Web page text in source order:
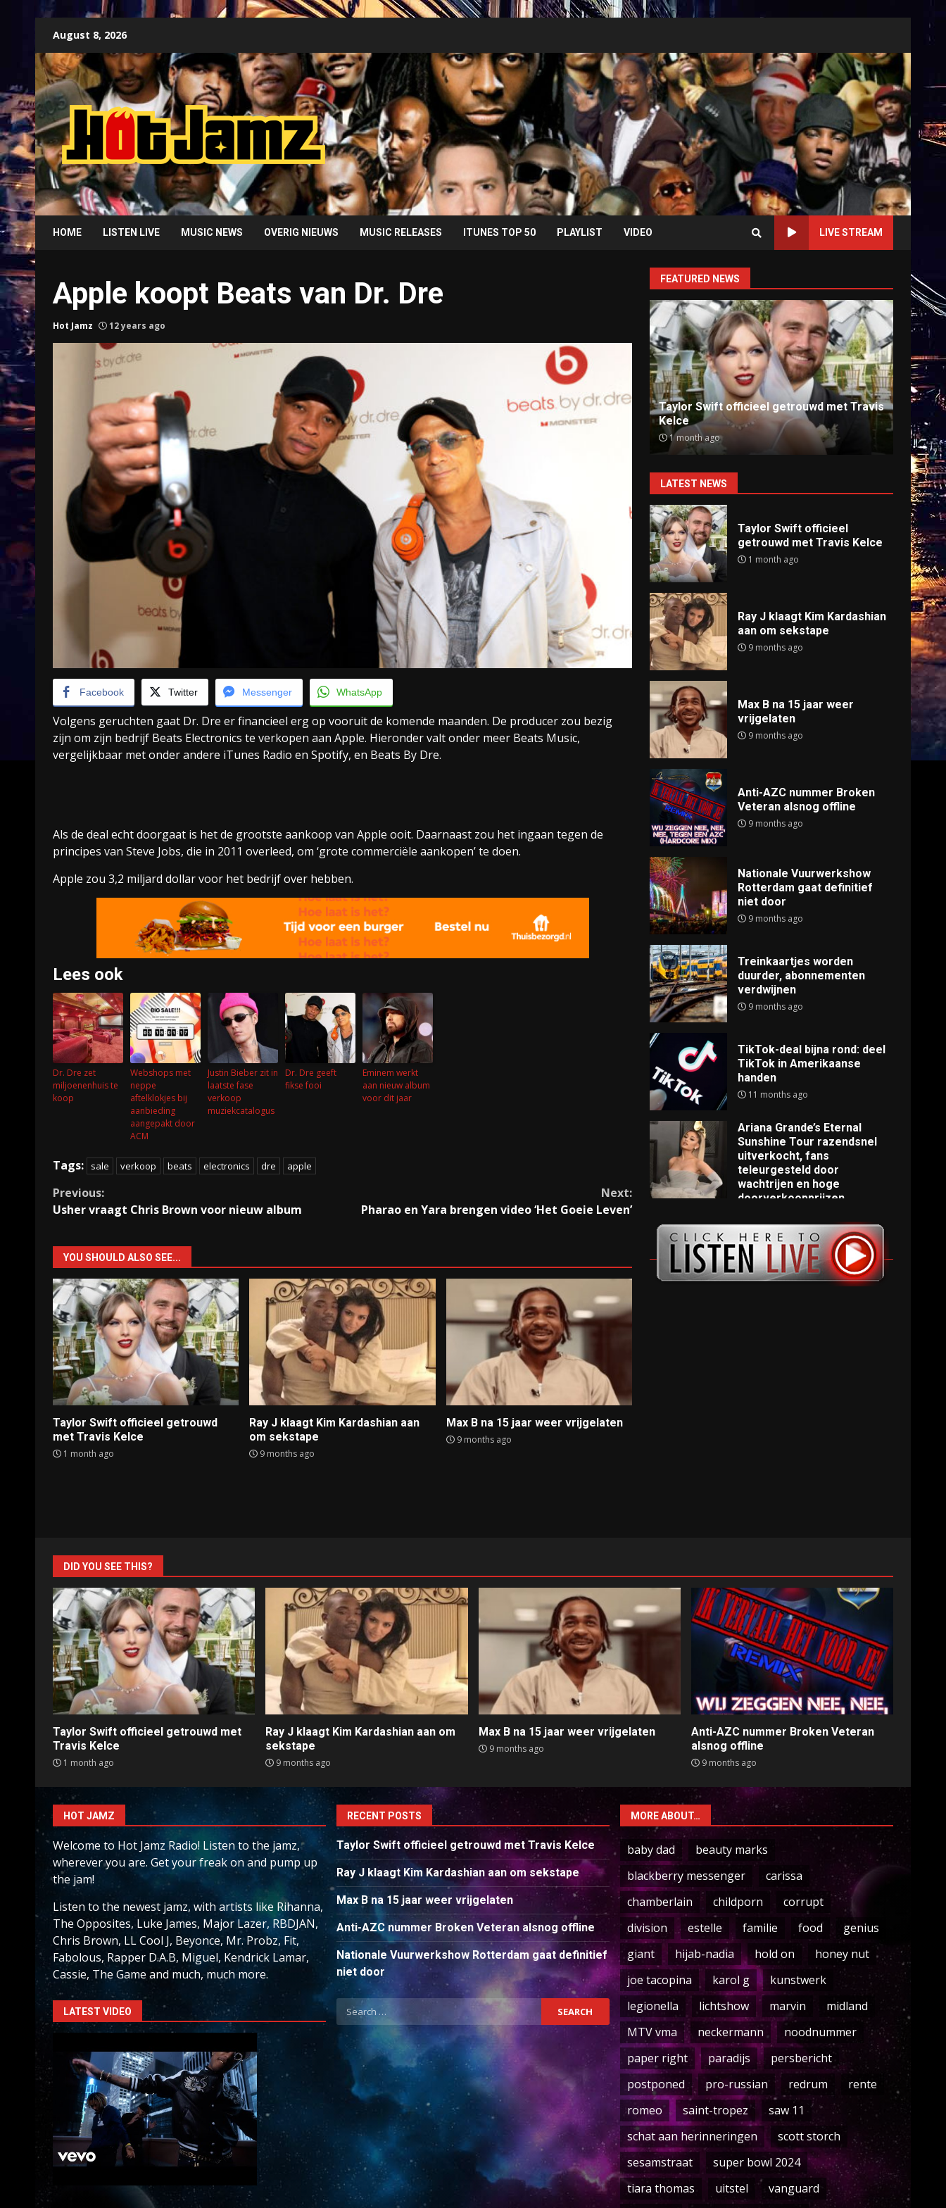
content
August 8, 2026
HOME LISTEN LIVE MUSIC NEWS OVERIG NIEUWS MUSIC RELEASES ITUNES TOP 50 PLAYLIST VIDEO LIVE STREAM
Apple koopt Beats van Dr. Dre
Hot Jamz 12 years ago
Facebook Twitter Messenger WhatsApp
Volgens geruchten gaat Dr. Dre er financieel erg op vooruit de komende maanden. De producer zou bezig
zijn om zijn bedrijf Beats Electronics te verkopen aan Apple. Hieronder valt onder meer Beats Music,
vergelijkbaar met onder andere iTunes Radio en Spotify, en Beats By Dre.
Als de deal echt doorgaat is het de grootste aankoop van Apple ooit. Daarnaast zou het ingaan tegen de
principes van Steve Jobs, die in 2011 overleed, om ‘grote commerciële aankopen’ te doen.
Apple zou 3,2 miljard dollar voor het bedrijf over hebben.
Lees ook
Dr. Dre zet
miljoenenhuis te
koop
Webshops met
neppe
aftelklokjes bij
aanbieding
aangepakt door
ACM
Justin Bieber zit in
laatste fase
verkoop
muziekcatalogus
Dr. Dre geeft
fikse fooi
Eminem werkt
aan nieuw album
voor dit jaar
Tags: sale verkoop beats electronics dre apple
Continue
Reading
Previous:
Usher vraagt Chris Brown voor nieuw album
Next:
Pharao en Yara brengen video ‘Het Goeie Leven’
YOU SHOULD ALSO SEE...
Taylor Swift officieel getrouwd
met Travis Kelce
1 month ago
Ray J klaagt Kim Kardashian aan
om sekstape
9 months ago
Max B na 15 jaar weer vrijgelaten
9 months ago
FEATURED NEWS
Treinkaartjes worden duurder,
abonnementen verdwijnen
9 months ago
Taylor Swift officieel getrouwd met Travis
Kelce
1 month ago
Ray J klaagt Kim Kardashian aan om
sekstape
9 months ago
Anti-
9
LATEST NEWS
Taylor Swift officieel
getrouwd met Travis Kelce
1 month ago
Ray J klaagt Kim Kardashian
aan om sekstape
9 months ago
Max B na 15 jaar weer
vrijgelaten
9 months ago
Anti-AZC nummer Broken
Veteran alsnog offline
9 months ago
Nationale Vuurwerkshow
Rotterdam gaat definitief
niet door
9 months ago
Treinkaartjes worden
duurder, abonnementen
verdwijnen
9 months ago
TikTok-deal bijna rond: deel
TikTok in Amerikaanse
handen
11 months ago
Ariana Grande’s Eternal
Sunshine Tour razendsnel
uitverkocht, fans
teleurgesteld door
wachtrijen en hoge
doorverkoopprijzen
DID YOU SEE THIS?
Taylor Swift officieel getrouwd met
Travis Kelce
1 month ago
Ray J klaagt Kim Kardashian aan om
sekstape
9 months ago
Max B na 15 jaar weer vrijgelaten
9 months ago
Anti-AZC nummer Broken Veteran
alsnog offline
9 months ago
HOT JAMZ
Welcome to Hot Jamz Radio! Listen to the jamz,
wherever you are. Get your freak on and pump up
the jam!
Listen to the newest jamz, with artists like Rihanna,
The Opposites, Luke James, Major Lazer, RBDJAN,
Chris Brown, LL Cool J, Beyonce, Mr. Probz, Fit,
Fabolous, Rapper D.A.B, Miguel, Kendrick Lamar,
Cassie, The Game and much, much more.
LATEST VIDEO
RECENT POSTS
Taylor Swift officieel getrouwd met Travis Kelce
Ray J klaagt Kim Kardashian aan om sekstape
Max B na 15 jaar weer vrijgelaten
Anti-AZC nummer Broken Veteran alsnog offline
Nationale Vuurwerkshow Rotterdam gaat definitief
niet door
Search
for:
MORE ABOUT…
baby dad
beauty marks
blackberry messenger
carissa
chamberlain
childporn
corrupt
division
estelle familie food
genius
giant
hijab-nadia hold on
honey nut
joe tacopina
karol g
kunstwerk
legionella
lichtshow marvin
midland
MTV vma
neckermann
noodnummer
paper right
paradijs
persbericht
postponed
pro-russian redrum
rente
romeo
saint-tropez
saw 11
schat aan herinneringen
scott storch
sesamstraat
super bowl 2024
tiara thomas
uitstel
vanguard